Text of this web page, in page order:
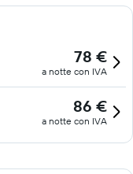
78 €
a notte con IVA
86 €
a notte con IVA